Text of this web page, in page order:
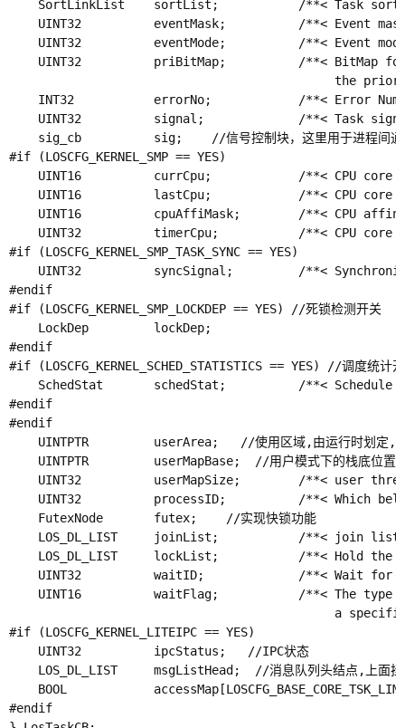
SortLinkList    sortList;           /**< Task
UINT32          eventMask;          /**< Event
UINT32          eventMode;          /**< Event
UINT32          priBitMap;          /**< BitMap for
the
INT32           errorNo;            /**< Error Num
UINT32          signal;             /**< Task
sig_cb          sig;    //信号控制块，这里用于进程间
#if (LOSCFG_KERNEL_SMP == YES)
UINT16          currCpu;            /**< CPU core
UINT16          lastCpu;            /**< CPU core
UINT16          cpuAffiMask;        /**< CPU
UINT32          timerCpu;           /**< CPU core
#if (LOSCFG_KERNEL_SMP_TASK_SYNC == YES)
UINT32          syncSignal;         /**<
#endif
#if (LOSCFG_KERNEL_SMP_LOCKDEP == YES) //死锁检测开关
    LockDep         lockDep;
#endif
#if (LOSCFG_KERNEL_SCHED_STATISTICS == YES) //调度统计
SchedStat       schedStat;          /**< Schedule
#endif
#endif
UINTPTR         userArea;   //使用区域,由运行时划定,
    UINTPTR         userMapBase;  //用户模式下的栈底位置
UINT32          userMapSize;        /**< user
UINT32          processID;          /**< Which
    FutexNode       futex;    //实现快锁功能
LOS_DL_LIST     joinList;           /**< join list
LOS_DL_LIST     lockList;           /**< Hold the
UINT32          waitID;             /**< Wait for
UINT16          waitFlag;           /**< The type
a
#if (LOSCFG_KERNEL_LITEIPC == YES)
    UINT32          ipcStatus;   //IPC状态
LOS_DL_LIST     msgListHead;  //消息队列头结点,上面挂
BOOL
#endif